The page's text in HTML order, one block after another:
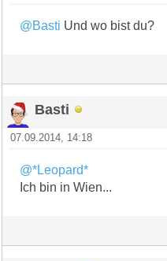
@Basti Und wo bist du?
Basti
07.09.2014, 14:18
@*Leopard*
Ich bin in Wien...